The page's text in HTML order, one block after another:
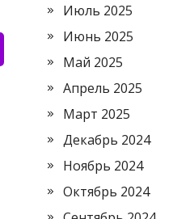
Июль 2025
Июнь 2025
Май 2025
Апрель 2025
Март 2025
Декабрь 2024
Ноябрь 2024
Октябрь 2024